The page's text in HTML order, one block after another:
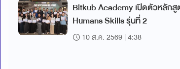
Bitkub Academy เปิดตัวหลัก
Humans Skills รุ่นที่ 2
10 ส.ค. 2569 | 4:38